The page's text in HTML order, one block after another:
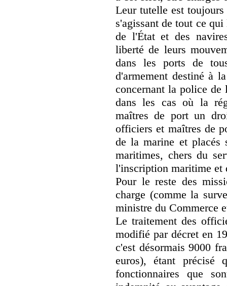
Leur tutelle est
s'agissant de tout ce
de l'État et des
liberté de leurs
dans les ports de
d'armement destiné à
concernant la police
dans les cas où la
maîtres de port un
officiers et maîtres de
de la marine et placés
maritimes, chers du
l'inscription maritime et
Pour le reste des
charge (comme la
ministre du Commerce
Le traitement des
modifié par décret en
c'est désormais 9000
euros), étant précisé
fonctionnaires que